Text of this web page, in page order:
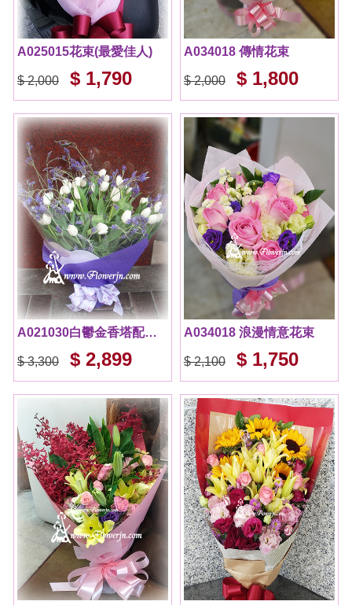
A025015花束(最愛佳人)
$ 2,000 $ 1,790
A034018 傳情花束
$ 2,000 $ 1,800
A021030白鬱金香塔配薰依草花束~氣質不凡
$ 3,300 $ 2,899
A034018 浪漫情意花束
$ 2,100 $ 1,750